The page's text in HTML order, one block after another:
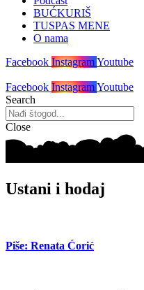
BUĆKURIŠ
TUSPAS MENE
O nama
Facebook InstagramYoutube
Facebook InstagramYoutube
Search
Close
Ustani i hodaj
Piše: Renata Ćorić